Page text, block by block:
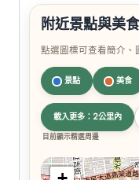
附近景點與美
點選圖標可查看簡介、
景點 美食
載入更多：2公里內
目前顯示精選周邊